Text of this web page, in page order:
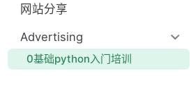
网站分享
Advertising
0基础python入门培训